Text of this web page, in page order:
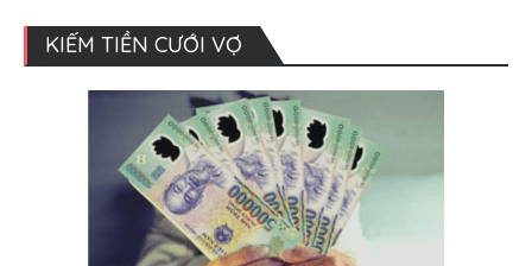
KIẾM TIỀN CƯỚI VỢ